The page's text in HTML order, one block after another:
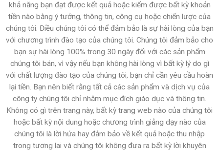
khả năng bạn đạt được kết quả hoặc kiếm được bất kỳ khoản
tiền nào bằng ý tưởng, thông tin, công cụ hoặc chiến lược của
chúng tôi. Điều chúng tôi có thể đảm bảo là sự hài lòng của bạn
với chương trình đào tạo của chúng tôi. Chúng tôi đảm bảo cho
bạn sự hài lòng 100% trong 30 ngày đối với các sản phẩm
chúng tôi bán, vì vậy nếu bạn không hài lòng vì bất kỳ lý do gì
với chất lượng đào tạo của chúng tôi, bạn chỉ cần yêu cầu hoàn
lại tiền. Bạn nên biết rằng tất cả các sản phẩm và dịch vụ của
công ty chúng tôi chỉ nhằm mục đích giáo dục và thông tin.
Không có gì trên trang này, bất kỳ trang web nào của chúng tôi
hoặc bất kỳ nội dung hoặc chương trình giảng dạy nào của
chúng tôi là lời hứa hay đảm bảo về kết quả hoặc thu nhập
trong tương lai và chúng tôi không đưa ra bất kỳ lời khuyên